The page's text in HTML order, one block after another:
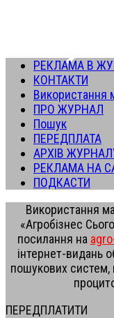
РЕКЛАМА В
КОНТАКТИ
Використання
ПРО ЖУРНАЛ
Пошук
ПЕРЕДПЛАТА
АРХІВ
РЕКЛАМА НА
ПОДКАСТИ
Використання
«Агробізнес
посилання на
інтернет-видань
пошукових систем,
ПЕРЕДПЛАТИТИ